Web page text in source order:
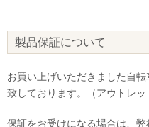
製品保証について
お買い上げいただきました自
致しております。（アウトレッ
保証をお受けになる場合は、